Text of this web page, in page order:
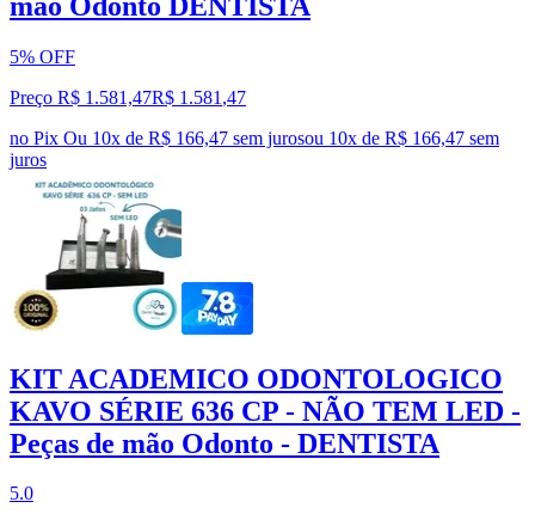
5% OFF
Preço R$ 1.581,47R$ 1.581 ,47
no Pix Ou 10x de R$ 166,47 sem jurosou 10x de R$ 166,47 sem
juros
KIT ACADEMICO ODONTOLOGICO
KAVO SÉRIE 636 CP - NÃO TEM LED -
Peças de mão Odonto - DENTISTA
5.0